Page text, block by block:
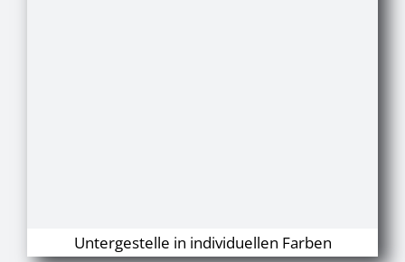
Untergestelle in individuellen Farben